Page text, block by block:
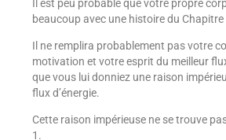
Il est peu probable que votre propre
beaucoup avec une histoire du Chapitre
Il ne remplira probablement pas votre
motivation et votre esprit du meilleur
que vous lui donniez une raison
flux d’énergie.
Cette raison impérieuse ne se trouve
1.